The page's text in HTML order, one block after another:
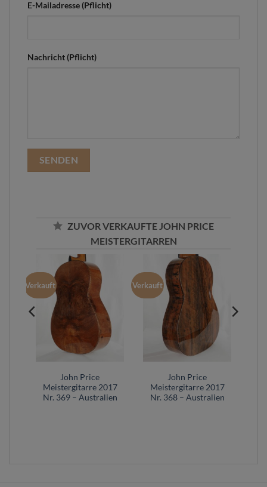
E-Mailadresse (Pflicht)
Nachricht (Pflicht)
ZUVOR VERKAUFTE JOHN PRICE
MEISTERGITARREN
Verkauft
John Price
Meistergitarre 2017
Nr. 369 – Australien
Verkauft
John Price
Meistergitarre 2017
Nr. 368 – Australien